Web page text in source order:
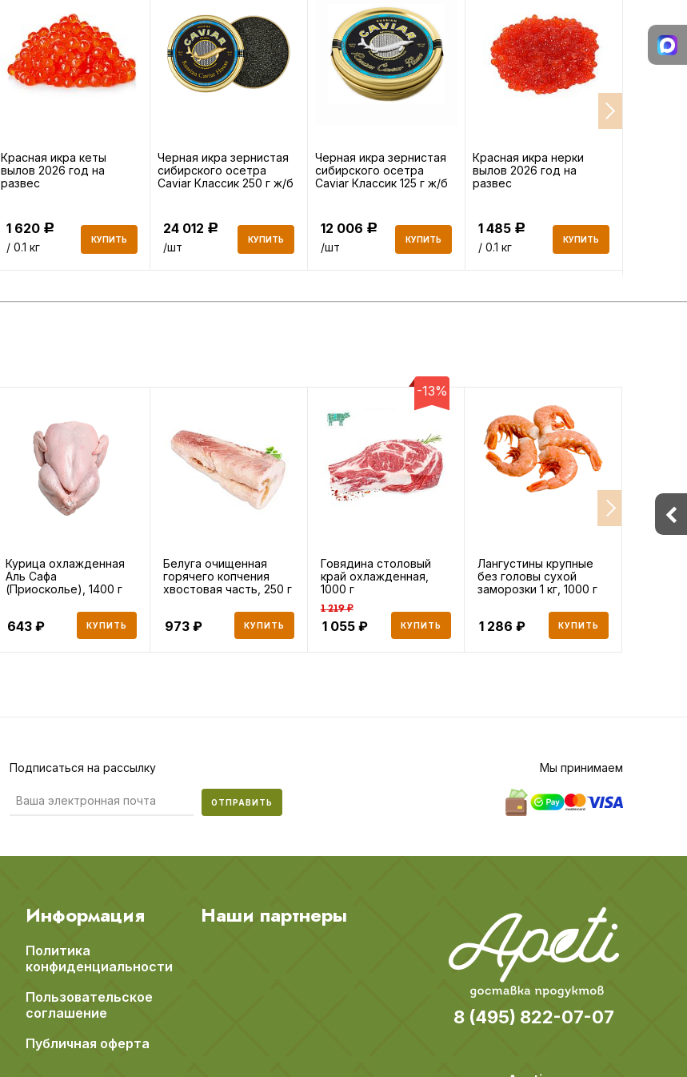
Красная икра кеты
вылов 2026 год на
развес
1 620 Р
/ 0.1 кг
КУПИТЬ
Черная икра зернистая
сибирского осетра
Caviar Классик 250 г ж/б
24 012 Р
/шт
КУПИТЬ
Черная икра зернистая
сибирского осетра
Caviar Классик 125 г ж/б
12 006 Р
/шт
КУПИТЬ
Красная икра нерки
вылов 2026 год на
развес
1 485 Р
/ 0.1 кг
КУПИТЬ
Курица охлажденная
Аль Сафа
(Приосколье), 1400 г
643 КУПИТЬ
Белуга очищенная
горячего копчения
хвостовая часть, 250 г
973 КУПИТЬ
-13%
Говядина столовый
край охлажденная,
1000 г
1 219 ₽
1 055 КУПИТЬ
Лангустины крупные
без головы сухой
заморозки 1 кг, 1000 г
1 286 КУПИТЬ
Подписаться на рассылку
ОТПРАВИТЬ
Мы принимаем
Информация
Политика
конфиденциальности
Пользовательское
соглашение
Публичная оферта
Наши партнеры
8 (495) 822-07-07